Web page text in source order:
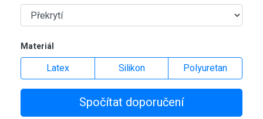
Materiál
Latex Silikon Polyuretan
Spočítat doporučení